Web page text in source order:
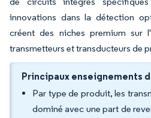
innovations dans la détection
créent des niches premium sur
transmetteurs et transducteurs de
Principaux enseignements
Par type de produit, les
dominé avec une part de